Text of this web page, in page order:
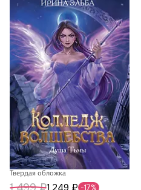
Твердая обложка
1 499 ₽1 249 ₽ -17%